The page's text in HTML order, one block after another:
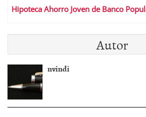
Hipoteca Ahorro Joven de Banco
Autor
nvindi